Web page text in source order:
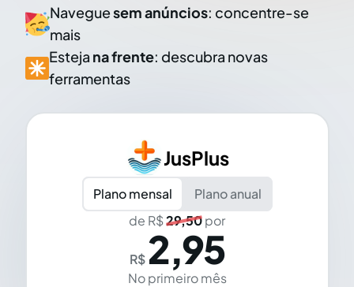
Naveguesem anúncios: concentre-se
mais
Esteja na frente: descubra novas
ferramentas
JusPlus
Plano mensal
Plano anual
de R$29,50por
R$ 2,95
No primeiro mês